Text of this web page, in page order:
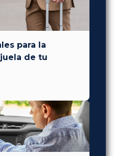
para la
de tu